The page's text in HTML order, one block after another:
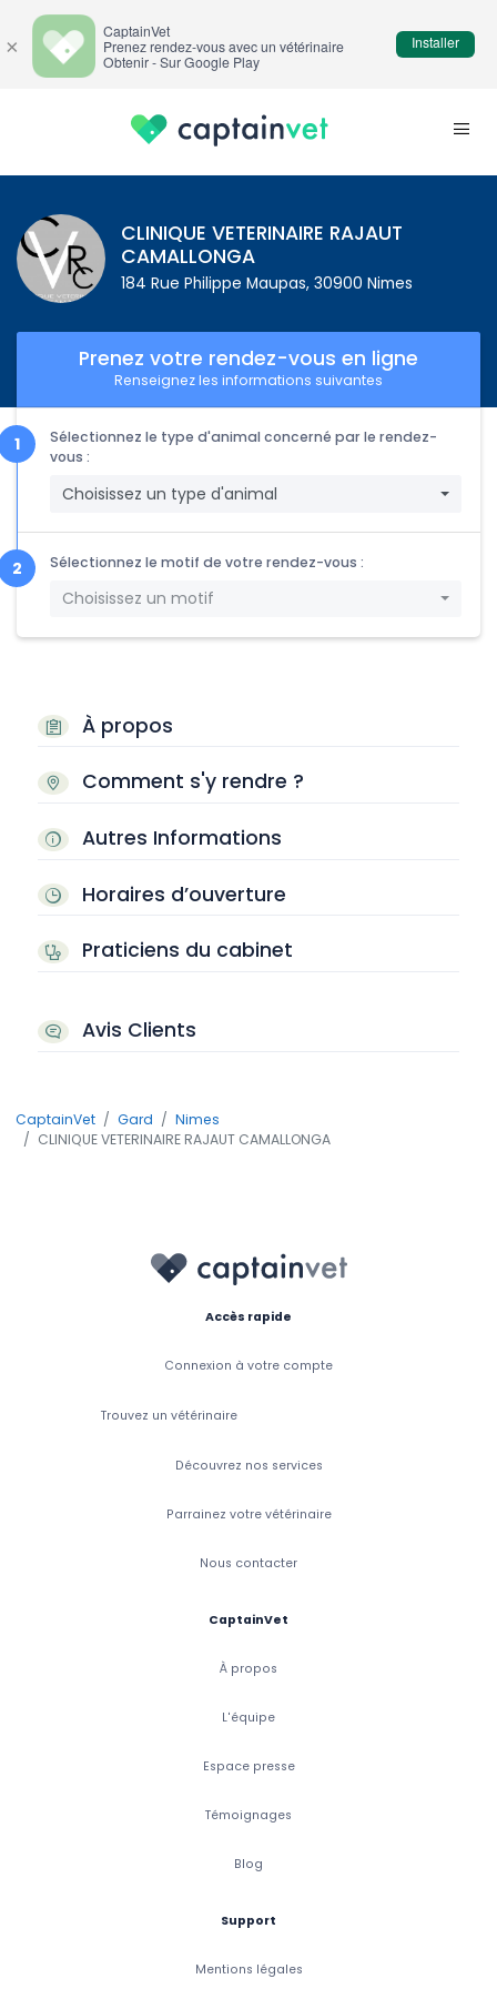
CLINIQUE VETERINAIRE RAJAUT
CAMALLONGA
184 Rue Philippe Maupas, 30900 Nimes
À propos
Comment s'y rendre ?
Autres Informations
Horaires d’ouverture
Praticiens du cabinet
Avis Clients
Prenez votre rendez-vous en ligne
Renseignez les informations suivantes
Sélectionnez le type d'animal concerné par le rendez-
vous :
Choisissez un type d'animal
Sélectionnez le motif de votre rendez-vous :
Choisissez un motif
CaptainVet Gard
Nimes
CLINIQUE VETERINAIRE RAJAUT CAMALLONGA
Accès rapide
Connexion à votre compte
Trouvez un vétérinaire
Découvrez nos services
Parrainez votre vétérinaire
Nous contacter
CaptainVet
À propos
L'équipe
Espace presse
Témoignages
Blog
Support
Mentions légales
×
CaptainVet
Prenez rendez-vous avec un vétérinaire
Obtenir - Sur Google Play
Installer